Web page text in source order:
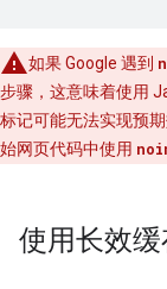
如果 Google 遇到
步骤，这意味着使用
标记可能无法实现预
始网页代码中使用
使用长效缓